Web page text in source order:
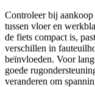
Controleer bij
tussen vloer en
de fiets compact is,
verschillen in
beïnvloeden. Voor
goede
veranderen om